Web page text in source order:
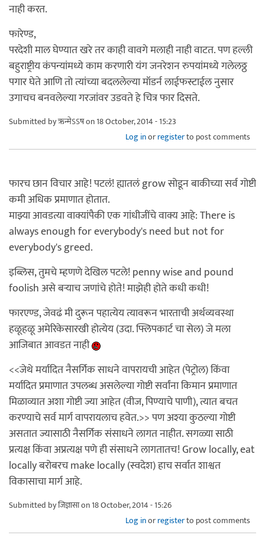
नाही करत.
फारेण्ड,
परदेशी माल घेण्यात खरे तर काही वावगे मलाही नाही वाटत. पण हल्ली
बहुराष्ट्रीय कंपन्यांमध्ये काम करणारी यंग जनरेशन रुपयांमध्ये गलेलठ्ठ
पगार घेते आणि तो त्यांच्या बदललेल्या मॉडर्न लाईफस्टाईल नुसार
उगाचच बनवलेल्या गरजांवर उडवते हे चित्र फार दिसते.
Submitted byऋन्मेऽऽषon 18 October, 2014 - 15:23
Log inorregisterto post comments
फारच छान विचार आहे! पटलं! ह्यातलं grow सोडून बाकीच्या सर्व गोष्टी
कमी अधिक प्रमाणात होतात.
माझ्या आवडत्या वाक्यांपैकी एक गांधीजींचे वाक्य आहे: There is
always enough for everybody's need but not for
everybody's greed.
इब्लिस, तुमचे म्हणणे देखिल पटले! penny wise and pound
foolish असे बऱ्याच जणांचे होते! माझेही होते कधी कधी!
फारएण्ड, जेवढं मी दुरून पहात्येय त्यावरून भारताची अर्थव्यवस्था
हळूहळू अमेरिकेसारखी होत्येय (उदा. फ्लिपकार्ट चा सेल) जे मला
आजिबात आवडत नाही
<<जेथे मर्यादित नैसर्गिक साधने वापरायची आहेत (पेट्रोल) किंवा
मर्यादित प्रमाणात उपलब्ध असलेल्या गोष्टी सर्वांना किमान प्रमाणात
मिळाव्यात अशा गोष्टी ज्या आहेत (वीज, पिण्याचे पाणी), त्यात बचत
करण्याचे सर्व मार्ग वापरायलाच हवेत.>> पण अश्या कुठल्या गोष्टी
असतात ज्यासाठी नैसर्गिक संसाधने लागत नाहीत. सगळ्या साठी
प्रत्यक्ष किंवा अप्रत्यक्ष पणे ही संसाधने लागतातच! Grow locally, eat
locally बरोबरच make locally (स्वदेश) हाच सर्वात शाश्वत
विकासाचा मार्ग आहे.
Submitted byजिज्ञासाon 18 October, 2014 - 15:26
Log inorregisterto post comments